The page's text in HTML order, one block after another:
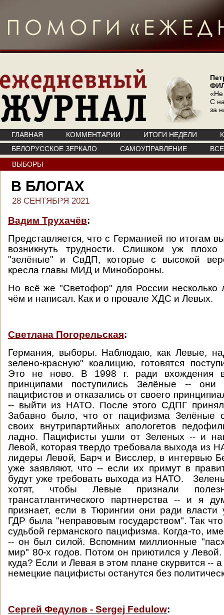
«Не
С
за
ГЛАВНАЯ КОММЕНТАРИИ ИТОГИ НЕДЕЛИ
БЕЛОРУССКОЕ ЗЕРКАЛО
САМОУПРАВЛЕНИЕ
ВЫБОРЫ
В БЛОГАХ
28 СЕНТЯБРЯ 2021
Вадим Трухачёв:
Представляется, что с Германией по итогам
возникнуть трудности. Слишком уж
"зелёные" и СвДП, которые с высокой
кресла главы МИД и Минобороны.
Но всё же "Светофор" для России
чём и написал. Как и о провале ХДС и Левых.
Светлана Погорельская:
Германия, выборы. Наблюдаю, как Левые,
зелено-красную" коалицию, готовятся
Это не ново. В 1998 г. ради вхождения
принципами поступились Зелёные -- они
пацифистов и отказались от своего
-- выйти из НАТО. После этого СДПГ
Забавно было, что от пацифизма Зелёные
своих внутрипартийных апологетов
ладно. Пацифисты ушли от Зеленых -- и
Левой, которая твердо требовала выхода из
лидеры Левой, Барч и Висслер, в интервью
уже заявляют, что -- если их примут в
будут уже требовать выхода из НАТО.
хотят, чтобы Левые признали
трансатлантического партнерства -- и я
признает, если в Тюрингии они ради власти
ГДР была "неправовым государством". Так
судьбой германского пацифизма. Когда-то,
-- он был силой. Вспомним миллионные
мир" 80-х годов. Потом он приютился у
куда? Если и Левая в этом плане скурвится --
немецкие пацифисты останутся без
Сергей Федулов - Sergej Fedulow: